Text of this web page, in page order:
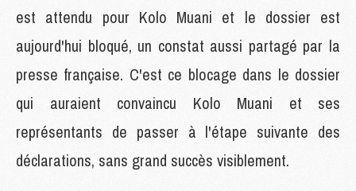
est attendu pour Kolo Muani et le dossier est
aujourd'hui bloqué, un constat aussi partagé par la
presse française. C'est ce blocage dans le dossier
qui auraient convaincu Kolo Muani et ses
représentants de passer à l'étape suivante des
déclarations, sans grand succès visiblement.